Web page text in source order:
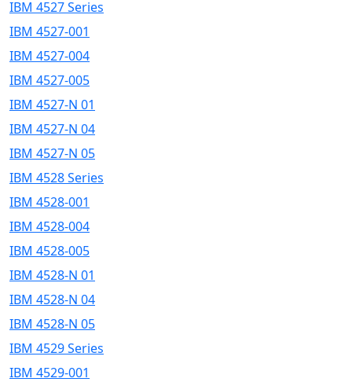
IBM 4527 Series
IBM 4527-001
IBM 4527-004
IBM 4527-005
IBM 4527-N 01
IBM 4527-N 04
IBM 4527-N 05
IBM 4528 Series
IBM 4528-001
IBM 4528-004
IBM 4528-005
IBM 4528-N 01
IBM 4528-N 04
IBM 4528-N 05
IBM 4529 Series
IBM 4529-001